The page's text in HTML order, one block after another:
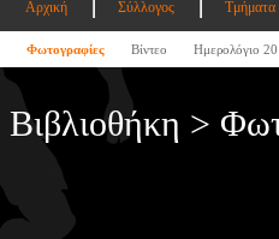
Αρχική Σύλλογος Τμήματα
Φωτογραφίες Βίντεο Ημερολόγιο
Βιβλιοθήκη >